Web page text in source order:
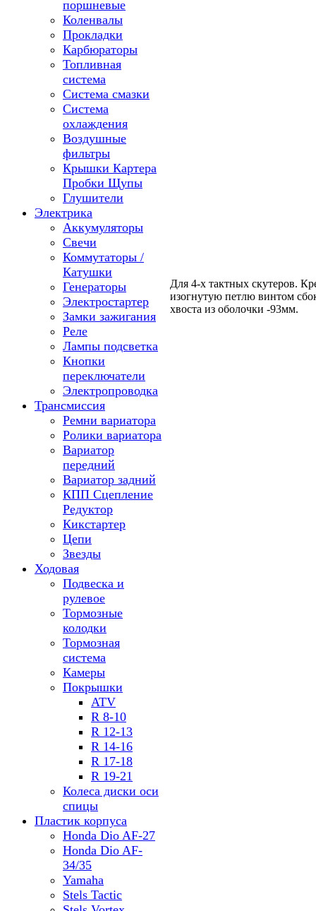
поршневые
Коленвалы
Прокладки
Карбюраторы
Топливная
система
Система смазки
Система
охлаждения
Воздушные
фильтры
Крышки Картера
Пробки Щупы
Глушители
Электрика
Аккумуляторы
Свечи
Коммутаторы /
Катушки
Генераторы
Электростартер
Замки зажигания
Реле
Лампы подсветка
Кнопки
переключатели
Электропроводка
Трансмиссия
Ремни вариатора
Ролики вариатора
Вариатор
передний
Вариатор задний
КПП Сцепление
Редуктор
Кикстартер
Цепи
Звезды
Ходовая
Подвеска и
рулевое
Тормозные
колодки
Тормозная
система
Камеры
Покрышки
ATV
R 8-10
R 12-13
R 14-16
R 17-18
R 19-21
Колеса диски оси
спицы
Пластик корпуса
Honda Dio AF-27
Honda Dio AF-
34/35
Yamaha
Stels Tactic
Для 4-х тактных скутеров.
изогнутую петлю винтом
хвоста из оболочки -93мм.